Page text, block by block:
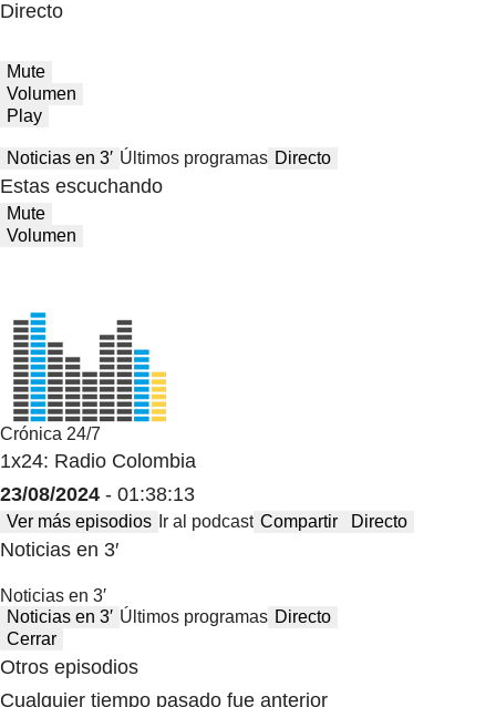
Directo
Mute
Volumen
Play
Noticias en 3′ Últimos programas Directo
Estas escuchando
Mute
Volumen
Crónica 24/7
1x24: Radio Colombia
23/08/2024 - 01:38:13
Ver más episodios Ir al podcast Compartir Directo
Noticias en 3′
Noticias en 3′
Noticias en 3′ Últimos programas Directo
Cerrar
Otros episodios
Cualquier tiempo pasado fue anterior